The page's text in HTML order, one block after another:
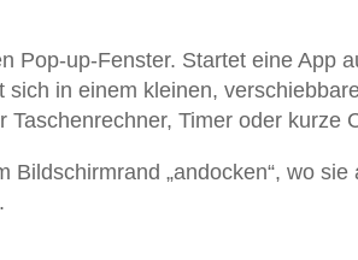
Pop-up-Fenster. Startet eine App
in einem kleinen,
Timer oder kurze
„andocken“, wo sie